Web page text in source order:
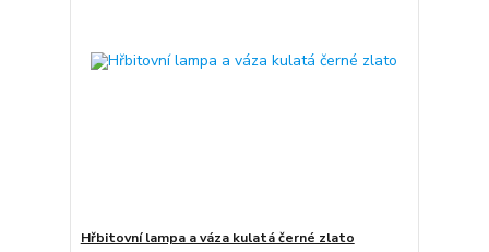
Hřbitovní lampa a váza kulatá černé zlato